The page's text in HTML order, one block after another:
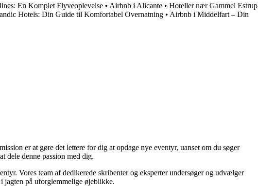
En Komplet Flyveoplevelse • Airbnb i Alicante • Hoteller nær Gammel Estrup
Hotels: Din Guide til Komfortabel Overnatning • Airbnb i Middelfart – Din
er at gøre det lettere for dig at opdage nye eventyr, uanset om du søger
dele denne passion med dig.
Vores team af dedikerede skribenter og eksperter undersøger og udvælger
jagten på uforglemmelige øjeblikke.